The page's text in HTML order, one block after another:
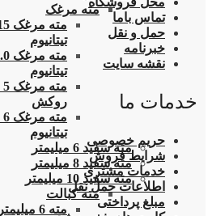
مته مرغک
تیتانیوم
تیتانیوم
روکش
تیتانیوم
مته سفید 6 میلیمتر
مته سفید 8 میلیمتر
مته سفید 10 میلیمتر
مته کبالت
مته 6 میلیمتر HSSCO8%
تماس باما
حمل و نقل
خبرنامه
نقشه سایت
خدمات ما
حریم خصوصی
شرایط فروش
خدمات مشتری
اطلاعات حمل نقل
مبلغ پرداختی